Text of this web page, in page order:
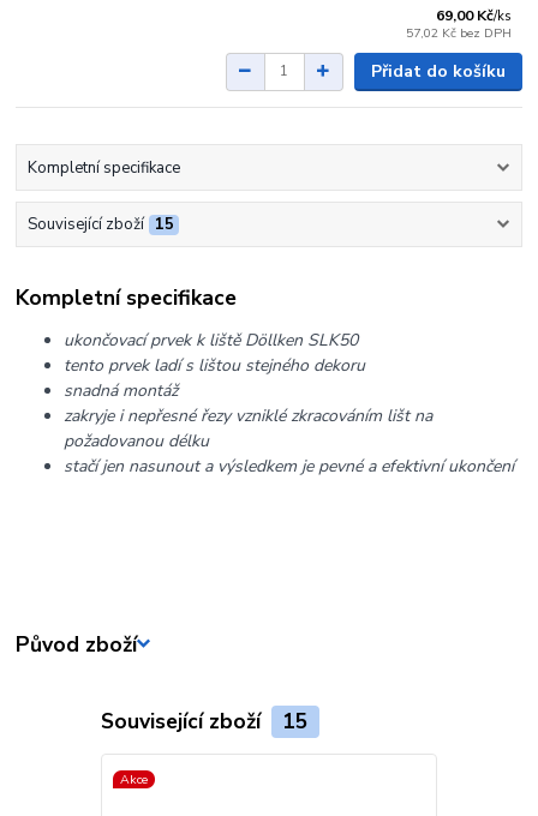
69,00 Kč/ks
57,02 Kč bez DPH
Přidat do košíku
Kompletní specifikace
Související zboží 15
Kompletní specifikace
ukončovací prvek k liště Döllken SLK50
tento prvek ladí s lištou stejného dekoru
snadná montáž
zakryje i nepřesné řezy vzniklé zkracováním lišt na
požadovanou délku
stačí jen nasunout a výsledkem je pevné a efektivní ukončení
Původ zboží
Související zboží 15
Akce